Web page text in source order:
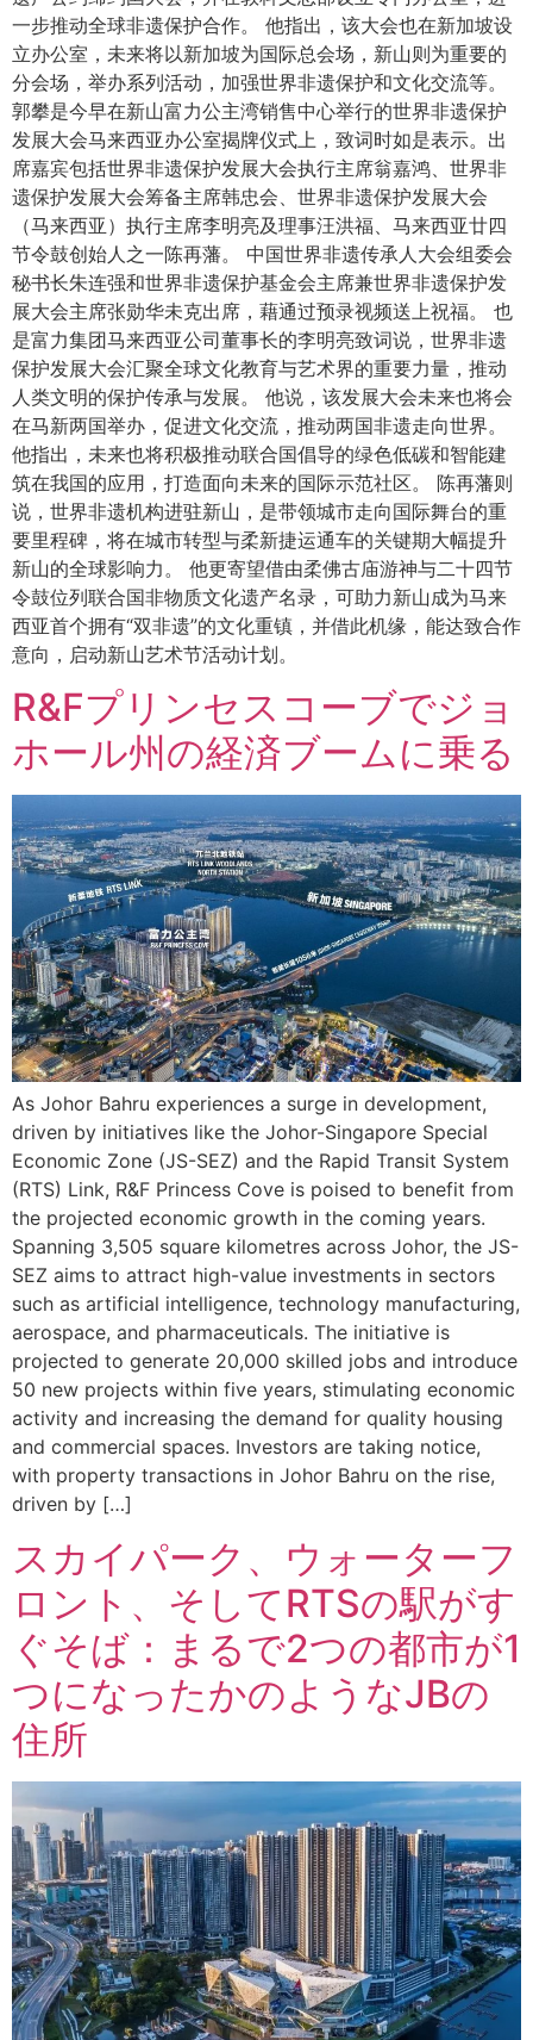
一步推动全球非遗保护合作。 他指出，该大会也在新加坡设
立办公室，未来将以新加坡为国际总会场，新山则为重要的
分会场，举办系列活动，加强世界非遗保护和文化交流等。
郭攀是今早在新山富力公主湾销售中心举行的世界非遗保护
发展大会马来西亚办公室揭牌仪式上，致词时如是表示。出
席嘉宾包括世界非遗保护发展大会执行主席翁嘉鸿、世界非
遗保护发展大会筹备主席韩忠会、世界非遗保护发展大会
（马来西亚）执行主席李明亮及理事汪洪福、马来西亚廿四
节令鼓创始人之一陈再藩。 中国世界非遗传承人大会组委会
秘书长朱连强和世界非遗保护基金会主席兼世界非遗保护发
展大会主席张勋华未克出席，藉通过预录视频送上祝福。 也
是富力集团马来西亚公司董事长的李明亮致词说，世界非遗
保护发展大会汇聚全球文化教育与艺术界的重要力量，推动
人类文明的保护传承与发展。 他说，该发展大会未来也将会
在马新两国举办，促进文化交流，推动两国非遗走向世界。
他指出，未来也将积极推动联合国倡导的绿色低碳和智能建
筑在我国的应用，打造面向未来的国际示范社区。 陈再藩则
说，世界非遗机构进驻新山，是带领城市走向国际舞台的重
要里程碑，将在城市转型与柔新捷运通车的关键期大幅提升
新山的全球影响力。 他更寄望借由柔佛古庙游神与二十四节
令鼓位列联合国非物质文化遗产名录，可助力新山成为马来
西亚首个拥有“双非遗”的文化重镇，并借此机缘，能达致合作
意向，启动新山艺术节活动计划。
R&Fプリンセスコーブでジョ
ホール州の経済ブームに乗る
As Johor Bahru experiences a surge in development,
driven by initiatives like the Johor-Singapore Special
Economic Zone (JS-SEZ) and the Rapid Transit System
(RTS) Link, R&F Princess Cove is poised to benefit from
the projected economic growth in the coming years.
Spanning 3,505 square kilometres across Johor, the JS-
SEZ aims to attract high-value investments in sectors
such as artificial intelligence, technology manufacturing,
aerospace, and pharmaceuticals. The initiative is
projected to generate 20,000 skilled jobs and introduce
50 new projects within five years, stimulating economic
activity and increasing the demand for quality housing
and commercial spaces. Investors are taking notice,
with property transactions in Johor Bahru on the rise,
driven by […]
スカイパーク、ウォーターフ
ロント、そしてRTSの駅がす
ぐそば：まるで2つの都市が1
つになったかのようなJBの
住所